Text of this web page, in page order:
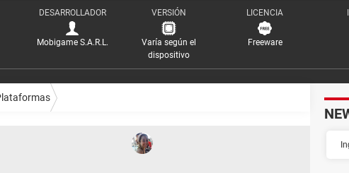
DESARROLLADOR
Mobigame S.A.R.L.
VERSIÓN
Varía según el
dispositivo
LICENCIA
Freeware